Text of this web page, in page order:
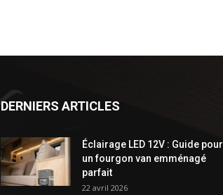
DERNIERS ARTICLES
Éclairage LED 12V : Guide pour
un fourgon van emménagé
parfait
22 avril 2026